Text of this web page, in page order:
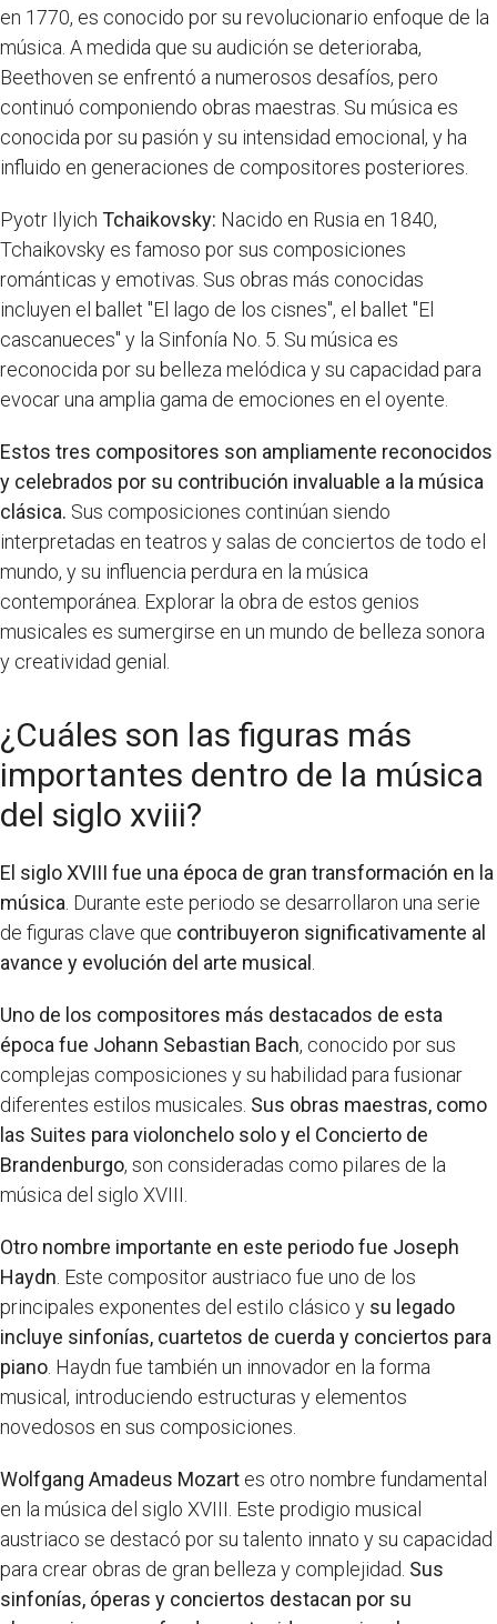
en 1770, es conocido por su revolucionario enfoque de la
música. A medida que su audición se deterioraba,
Beethoven se enfrentó a numerosos desafíos, pero
continuó componiendo obras maestras. Su música es
conocida por su pasión y su intensidad emocional, y ha
influido en generaciones de compositores posteriores.
Pyotr Ilyich Tchaikovsky: Nacido en Rusia en 1840,
Tchaikovsky es famoso por sus composiciones
románticas y emotivas. Sus obras más conocidas
incluyen el ballet "El lago de los cisnes", el ballet "El
cascanueces" y la Sinfonía No. 5. Su música es
reconocida por su belleza melódica y su capacidad para
evocar una amplia gama de emociones en el oyente.
Estos tres compositores son ampliamente reconocidos
y celebrados por su contribución invaluable a la música
clásica. Sus composiciones continúan siendo
interpretadas en teatros y salas de conciertos de todo el
mundo, y su influencia perdura en la música
contemporánea. Explorar la obra de estos genios
musicales es sumergirse en un mundo de belleza sonora
y creatividad genial.
¿Cuáles son las figuras más
importantes dentro de la música
del siglo xviii?
El siglo XVIII fue una época de gran transformación en la
música . Durante este periodo se desarrollaron una serie
de figuras clave que contribuyeron significativamente al
avance y evolución del arte musical
Uno de los compositores más destacados de esta
época fue Johann Sebastian Bach, conocido por sus
complejas composiciones y su habilidad para fusionar
diferentes estilos musicales. Sus obras maestras, como
las Suites para violonchelo solo y el Concierto de
Brandenburgo, son consideradas como pilares de la
música del siglo XVIII.
Otro nombre importante en este periodo fue Joseph
Haydn . Este compositor austriaco fue uno de los
principales exponentes del estilo clásico y su legado
incluye sinfonías, cuartetos de cuerda y conciertos para
piano . Haydn fue también un innovador en la forma
musical, introduciendo estructuras y elementos
novedosos en sus composiciones.
Wolfgang Amadeus Mozart es otro nombre fundamental
en la música del siglo XVIII. Este prodigio musical
austriaco se destacó por su talento innato y su capacidad
para crear obras de gran belleza y complejidad. Sus
sinfonías, óperas y conciertos destacan por su